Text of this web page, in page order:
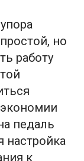
но
работу
экономии
педаль
настройка
к